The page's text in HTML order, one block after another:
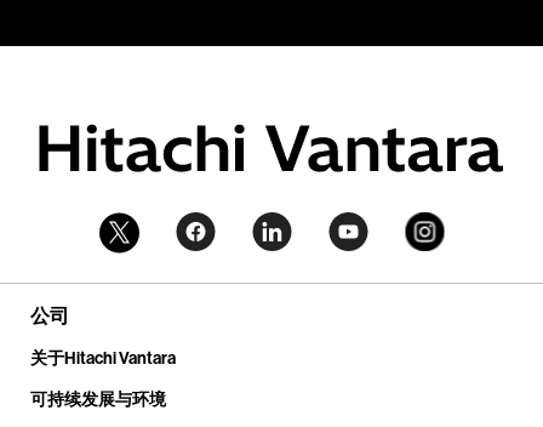
公司
关于Hitachi Vantara
可持续发展与环境